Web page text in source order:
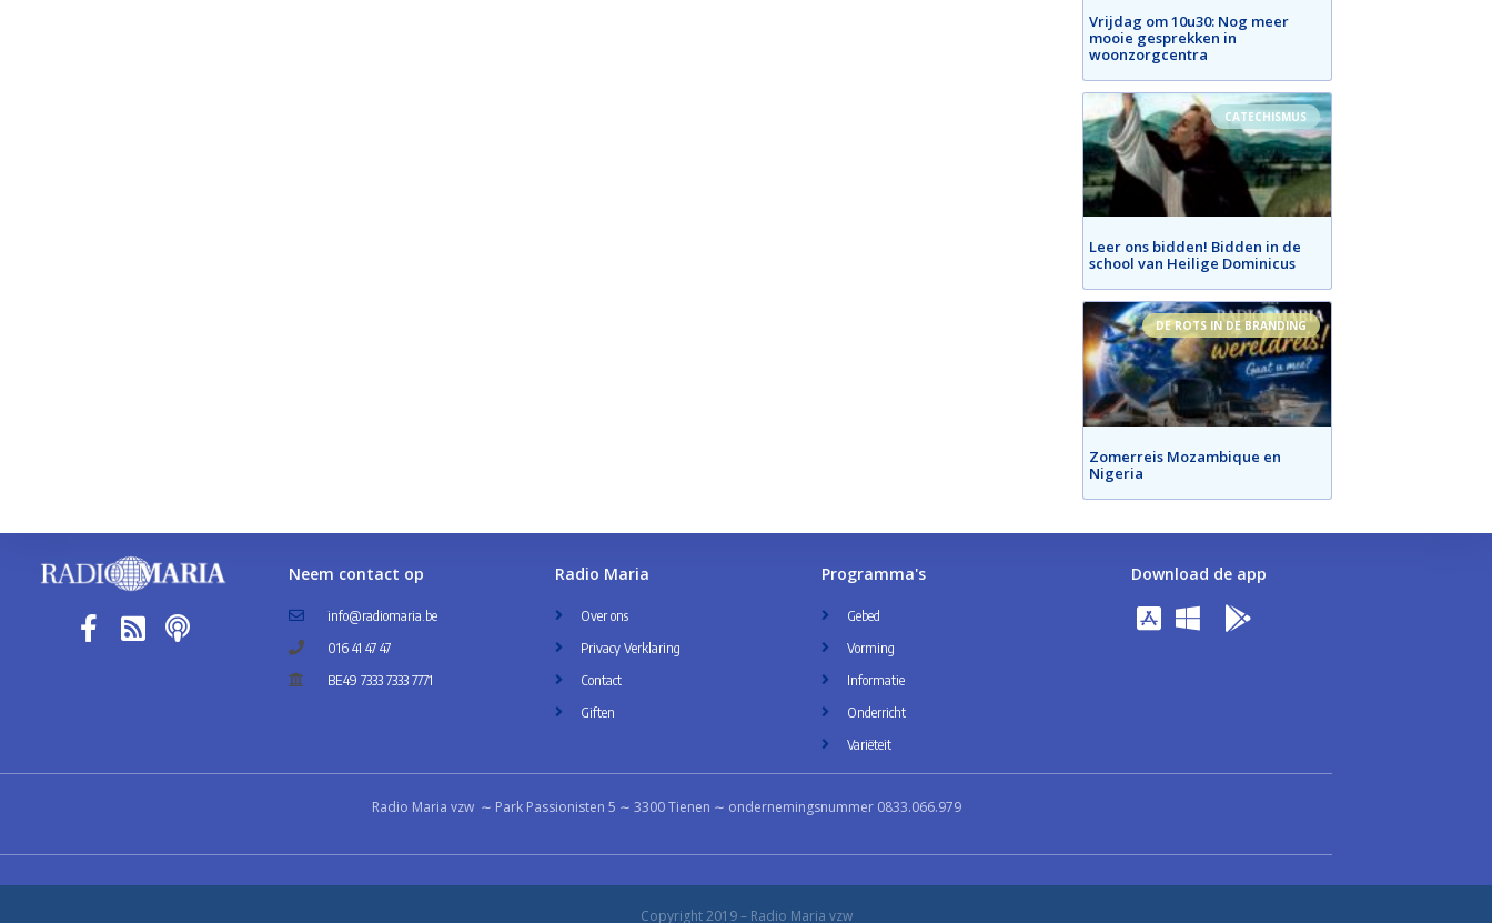
Vrijdag om 10u30: Nog meer
mooie gesprekken in
woonzorgcentra
CATECHISMUS
Leer ons bidden! Bidden in de
school van Heilige Dominicus
DE ROTS IN DE BRANDING
Zomerreis Mozambique en
Nigeria
Neem contact op
info@radiomaria.be
016 41 47 47
BE49 7333 7333 7771
Radio Maria
Over ons
Privacy Verklaring
Contact
Giften
Programma's
Gebed
Vorming
Informatie
Onderricht
Variëteit
Download de app
Radio Maria vzw ∼ Park Passionisten 5 ∼ 3300 Tienen ∼ ondernemingsnummer 0833.066.979
Copyright 2019 – Radio Maria vzw